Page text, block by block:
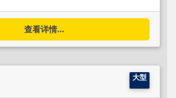
查看详情...
大型